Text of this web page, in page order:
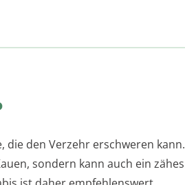
die den Verzehr erschweren kann.
sondern kann auch ein zähes